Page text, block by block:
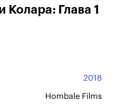
Глава 1
2018
Hombale Films